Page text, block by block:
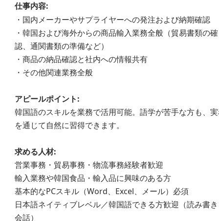
仕事内容:
・国内メーカーやサプライヤーへの発注および納期確認
・韓国および海外からの商品輸入業務全般（貿易書類の確
認、通関書類の準備など）
・商品の納品確認と社内への情報共有
・その他関連業務全般
アピールポイント:
韓国語のスキルを業務で活用可能。語学が苦手な方も、
を通じて自然に習得できます。
求める人材:
営業事務・貿易事務・物流事務経験者歓迎
輸入業務や韓国食品・輸入品に興味のある方
基本的なPCスキル（Word、Excel、メール）必須
日本語ネイティブレベル／韓国語できる方歓迎（読み書
会話）